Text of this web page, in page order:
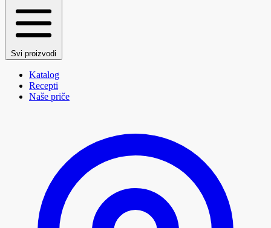
Svi proizvodi
Katalog
Recepti
Naše priče